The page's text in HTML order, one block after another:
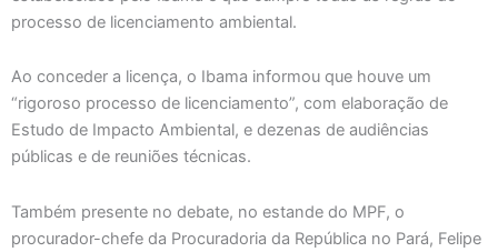
processo de licenciamento ambiental.
Ao conceder a licença, o Ibama informou que houve um
“rigoroso processo de licenciamento”, com elaboração de
Estudo de Impacto Ambiental, e dezenas de audiências
públicas e de reuniões técnicas.
Também presente no debate, no estande do MPF, o
procurador-chefe da Procuradoria da República no Pará, Felipe